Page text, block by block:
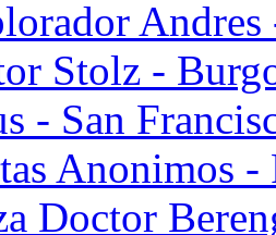
Andres
Stolz -
- San
Anonimos
Doctor